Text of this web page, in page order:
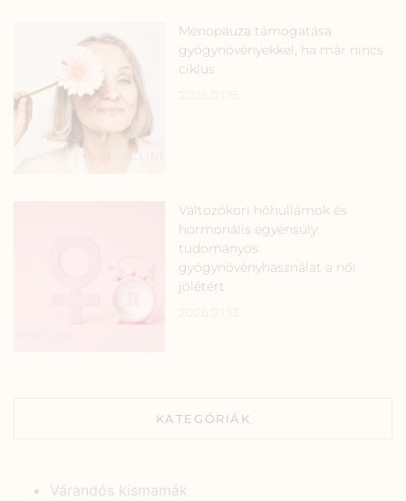
Menopauza támogatása
gyógynövényekkel, ha már nincs
ciklus
Változókori hőhullámok és
hormonális egyensúly:
tudományos
gyógynövényhasználat a női
jólétért
KATEGÓRIÁK
Várandós kismamák